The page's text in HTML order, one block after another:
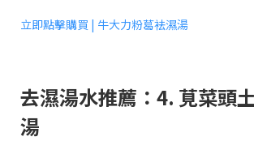
立即點擊購買 | 牛大力粉葛袪濕湯
去濕湯水推薦：4. 莧菜頭
湯